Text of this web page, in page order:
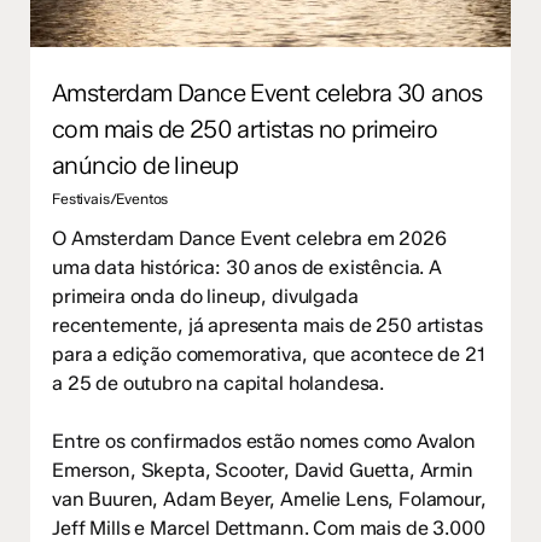
Amsterdam Dance Event celebra 30 anos
com mais de 250 artistas no primeiro
anúncio de lineup
Festivais/Eventos
O Amsterdam Dance Event celebra em 2026
uma data histórica: 30 anos de existência. A
primeira onda do lineup, divulgada
recentemente, já apresenta mais de 250 artistas
para a edição comemorativa, que acontece de 21
a 25 de outubro na capital holandesa.
Entre os confirmados estão nomes como Avalon
Emerson, Skepta, Scooter, David Guetta, Armin
van Buuren, Adam Beyer, Amelie Lens, Folamour,
Jeff Mills e Marcel Dettmann. Com mais de 3.000